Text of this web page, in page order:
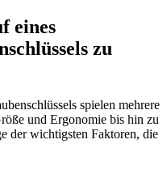
eines
zu
spielen mehrere
und Ergonomie bis hin zu
der wichtigsten Faktoren, die